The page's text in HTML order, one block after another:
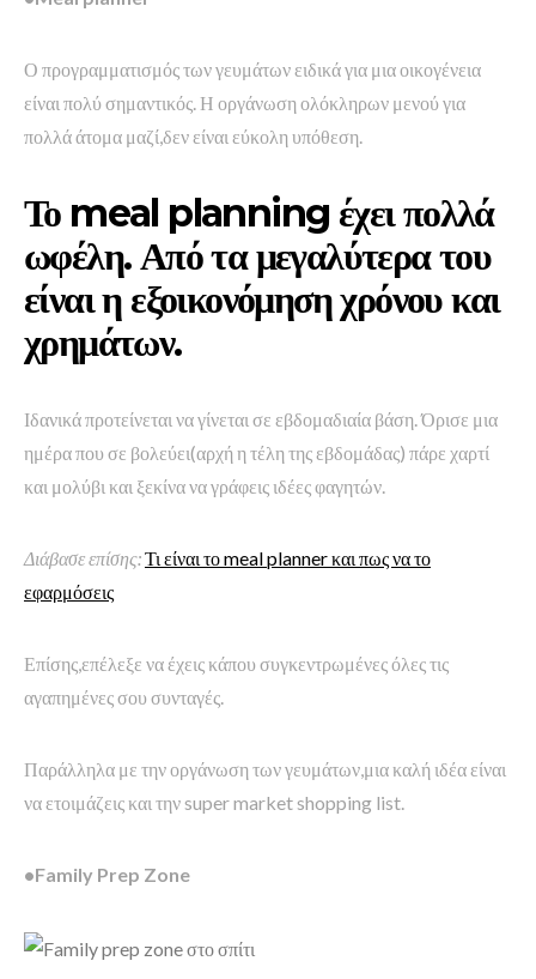
Ο προγραμματισμός των γευμάτων ειδικά για μια οικογένεια
είναι πολύ σημαντικός. Η οργάνωση ολόκληρων μενού για
πολλά άτομα μαζί,δεν είναι εύκολη υπόθεση.
Το meal planning έχει πολλά
ωφέλη. Από τα μεγαλύτερα του
είναι η εξοικονόμηση χρόνου και
χρημάτων.
Ιδανικά προτείνεται να γίνεται σε εβδομαδιαία βάση. Όρισε μια
ημέρα που σε βολεύει(αρχή η τέλη της εβδομάδας) πάρε χαρτί
και μολύβι και ξεκίνα να γράφεις ιδέες φαγητών.
Διάβασε επίσης:Τι είναι το meal planner και πως να το
εφαρμόσεις
Επίσης,επέλεξε να έχεις κάπου συγκεντρωμένες όλες τις
αγαπημένες σου συνταγές.
Παράλληλα με την οργάνωση των γευμάτων,μια καλή ιδέα είναι
να ετοιμάζεις και την super market shopping list.
•Family Prep Zone